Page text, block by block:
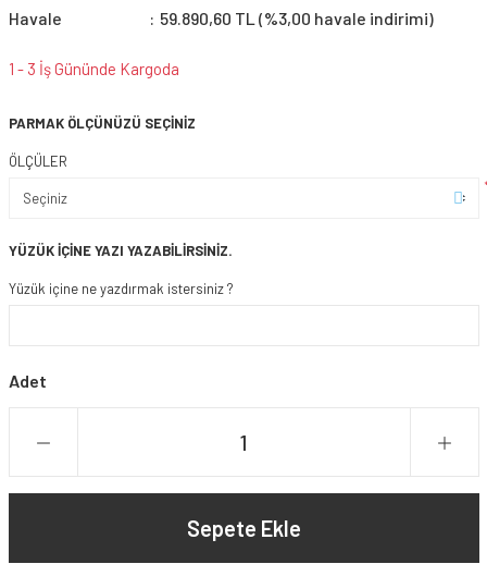
Havale
59.890,60 TL (%3,00 havale indirimi)
1 - 3 İş Gününde Kargoda
PARMAK ÖLÇÜNÜZÜ SEÇİNİZ
ÖLÇÜLER
YÜZÜK İÇİNE YAZI YAZABİLİRSİNİZ.
Yüzük içine ne yazdırmak istersiniz ?
Adet
Sepete Ekle